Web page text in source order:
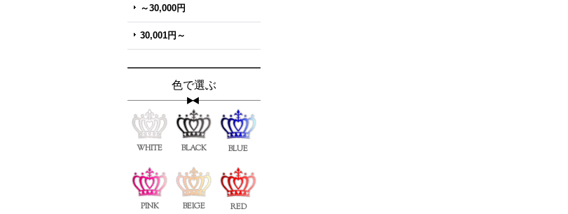
～30,000円
30,001円～
色で選ぶ
WHITE BLACK BLUE
PINK BEIGE RED